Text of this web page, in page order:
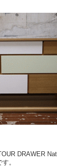
DRAWER
。